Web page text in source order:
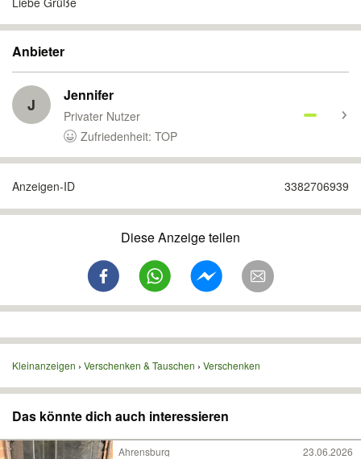
Anbieter
J Jennifer
Privater Nutzer
Zufriedenheit: TOP
Anzeigen-ID 3382706939
Diese Anzeige teilen
Kleinanzeigen Verschenken & Tauschen Verschenken
Das könnte dich auch interessieren
Ahrensburg 23.06.2026